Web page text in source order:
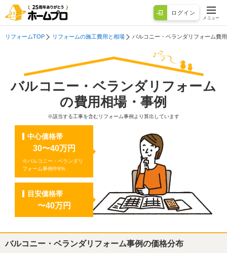
ログイン
メニュー
リフォームTOP リフォームの施工費用と相場 バルコニー・ベランダリフォーム費
バルコニー・ベランダリフォーム
の費用相場・事例
※該当する工事を含むリフォーム事例より算出しています
中心価格帯
30〜40万円
※バルコニー・ベランダリ
フォーム事例中8%
目安価格帯
〜40万円
バルコニー・ベランダリフォーム事例の価格分布